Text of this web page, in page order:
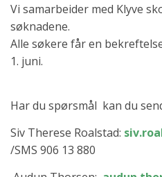
Vi samarbeider med Klyve
søknadene.
Alle søkere får en
1. juni.
Har du spørsmål kan du
Siv Therese Roalstad:
/SMS 906 13 880